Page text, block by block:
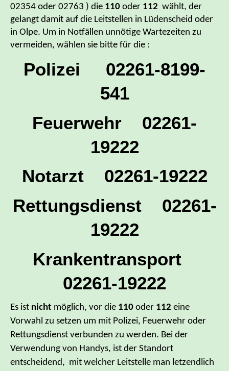
02354 oder 02763 ) die 110 oder 112 wählt, der
gelangt damit auf die Leitstellen in Lüdenscheid oder
in Olpe. Um in Notfällen unnötige Wartezeiten zu
vermeiden, wählen sie bitte für die :
Polizei 02261-8199-
541
Feuerwehr 02261-
19222
Notarzt 02261-19222
Rettungsdienst 02261-
19222
Krankentransport
02261-19222
Es ist nicht möglich, vor die 110 oder 112 eine
Vorwahl zu setzen um mit Polizei, Feuerwehr oder
Rettungsdienst verbunden zu werden. Bei der
Verwendung von Handys, ist der Standort
entscheidend, mit welcher Leitstelle man letzendlich